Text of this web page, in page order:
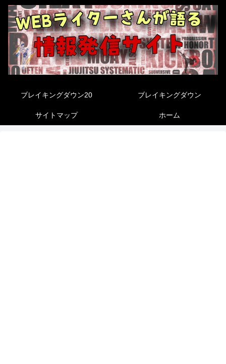
ブレイキングダウン20 ブレイキングダウン
サイトマップ ホーム